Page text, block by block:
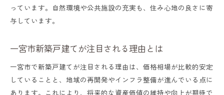
っています。自然環境や公共施設の充実も、住み心地の良さに寄
与しています。
一宮市新築戸建てが注目される理由とは
一宮市で新築戸建てが注目される理由は、価格相場が比較的安定
していることと、地域の再開発やインフラ整備が進んでいる点に
あります。これにより、将来的な資産価値の維持や向上が期待で